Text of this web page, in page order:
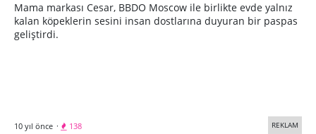
Mama markası Cesar, BBDO Moscow ile birlikte evde yalnız
kalan köpeklerin sesini insan dostlarına duyuran bir paspas
geliştirdi.
10 yıl önce · 138 REKLAM